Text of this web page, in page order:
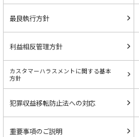
最良執行方針
利益相反管理方針
カスタマーハラスメントに関する基本
方針
犯罪収益移転防止法への対応
重要事項のご説明